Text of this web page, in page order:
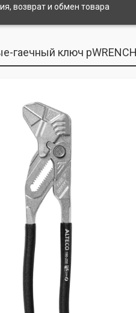
возврат и обмен товара
гаечный ключ